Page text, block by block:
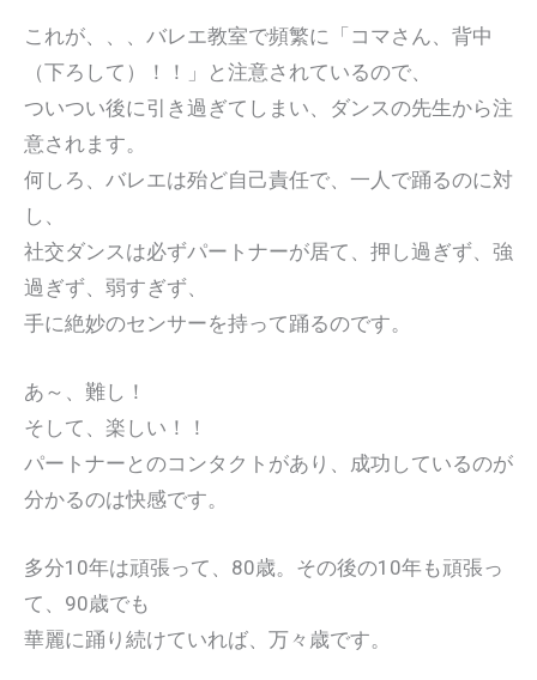
これが、、、バレエ教室で頻繁に「コマさん、背中
（下ろして）！！」と注意されているので、
ついつい後に引き過ぎてしまい、ダンスの先生から注
意されます。
何しろ、バレエは殆ど自己責任で、一人で踊るのに対
し、
社交ダンスは必ずパートナーが居て、押し過ぎず、強
過ぎず、弱すぎず、
手に絶妙のセンサーを持って踊るのです。
あ～、難し！
そして、楽しい！！
パートナーとのコンタクトがあり、成功しているのが
分かるのは快感です。
多分10年は頑張って、80歳。その後の10年も頑張っ
て、90歳でも
華麗に踊り続けていれば、万々歳です。